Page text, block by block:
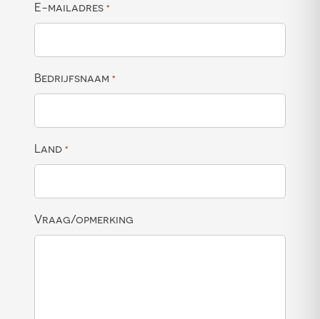
E-mailadres *
Bedrijfsnaam *
Land *
Vraag/opmerking